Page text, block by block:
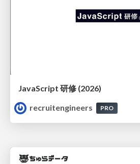
JavaScript 研修 (2026)
recruitengineers
PRO